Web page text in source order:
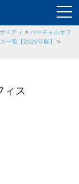
エティ > バーチャルオフ
一覧【2026年版】
>
ィス